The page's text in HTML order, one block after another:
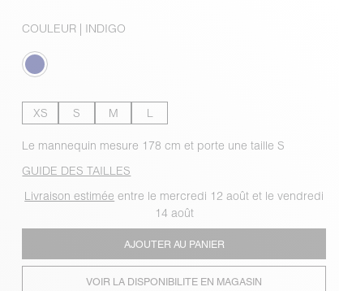
COULEUR | INDIGO
XS S M L
Le mannequin mesure 178 cm et porte une taille S
GUIDE DES TAILLES
Livraison estimée entre le mercredi 12 août et le vendredi
14 août
AJOUTER AU PANIER
VOIR LA DISPONIBILITE EN MAGASIN